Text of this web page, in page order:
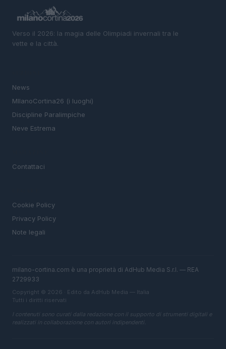
Verso il 2026: la magia delle Olimpiadi invernali tra le
vette e la città.
News
MIlanoCortina26 (i luoghi)
Discipline Paralimpiche
Neve Estrema
Contattaci
Cookie Policy
Privacy Policy
Note legali
milano-cortina.com è una proprietà di AdHub Media S.r.l. — REA
2729933
Copyright © 2026 · Edito da AdHub Media — Italia
Tutti i diritti riservati
I contenuti sono curati dalla redazione con il supporto di strumenti digitali e
realizzati in collaborazione con autori indipendenti.